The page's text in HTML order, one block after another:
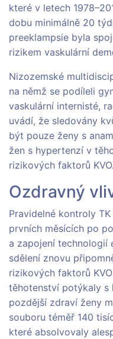
které v letech
dobu minimálně 20
preeklampsie byla
rizikem vaskulární
Nizozemské
na němž se podíleli
vaskulární internisté,
uvádí, že sledovány
být pouze ženy s
žen s hypertenzí v
rizikových faktorů KVO.
Ozdravný
Pravidelné kontroly
prvních měsících po
a zapojení technologií
sdělení znovu
rizikových faktorů
těhotenství potýkaly s
pozdější zdraví ženy
souboru téměř 140
které absolvovaly